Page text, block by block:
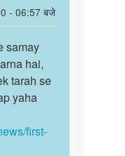
- 06:57 बजे
samay
hai,
tarah se
yaha
first-